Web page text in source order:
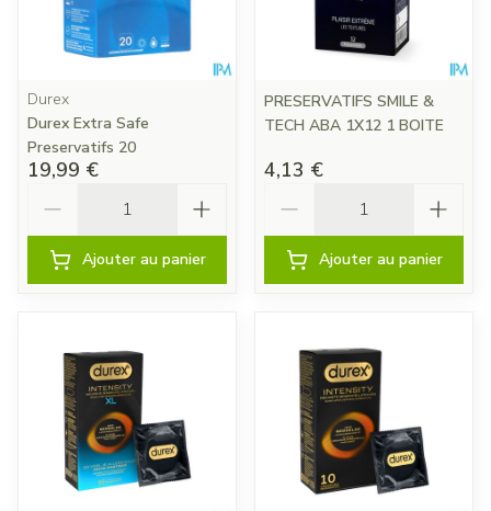
Durex
Durex Extra Safe
Preservatifs 20
19,99 €
Ajouter au panier
PRESERVATIFS SMILE &
TECH ABA 1X12 1 BOITE
4,13 €
Ajouter au panier